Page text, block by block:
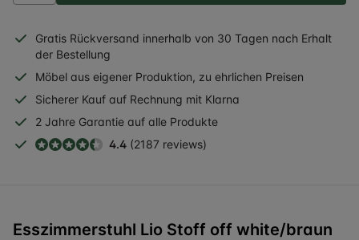
Gratis Rückversand innerhalb von 30 Tagen nach Erhalt
der Bestellung
Möbel aus eigener Produktion, zu ehrlichen Preisen
Sicherer Kauf auf Rechnung mit Klarna
2 Jahre Garantie auf alle Produkte
4.4 (2187 reviews)
Esszimmerstuhl Lio Stoff off white/braun